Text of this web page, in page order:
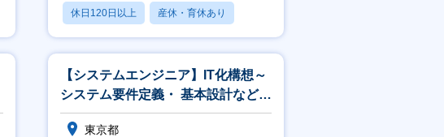
休日120日以上 産休・育休あり
賞与あり
【システムエンジニア】IT化構想～
システム要件定義・ 基本設計など、
最上流から推進！年間休日127日
東京都